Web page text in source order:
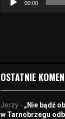
e
o
00:00
OSTATNIE
Jerzy - „Nie bądź
w Tarnobrzegu